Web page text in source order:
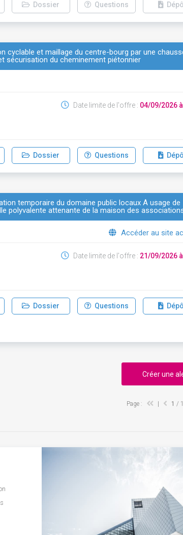
Dossier Questions
cyclable et maillage du centre-bourg par une
sécurisation du cheminement piétonnier
Date limite de l'offre : 04/09/2026
Dossier Questions
temporaire du domaine public locaux À usage de
polyvalente attenante de la maison des
Accéder au site
Date limite de l'offre : 21/09/2026
Dossier Questions
Créer une
Page : 1 /